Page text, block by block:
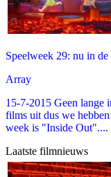
Speelweek 29: nu in
Array
15-7-2015 Geen lange
films uit dus we
week is "Inside Out"....
Laatste filmnieuws